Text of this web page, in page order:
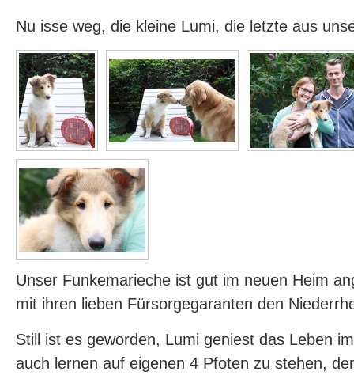
Nu isse weg, die kleine Lumi, die letzte aus
Unser Funkemarieche ist gut im neuen Heim
mit ihren lieben Fürsorgegaranten den
Still ist es geworden, Lumi geniest das Leben
auch lernen auf eigenen 4 Pfoten zu stehen,